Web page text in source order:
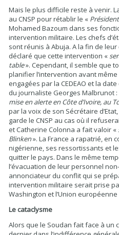
Mais le plus difficile reste à venir.
au CNSP pour rétablir le «
Mohamed Bazoum dans ses
intervention militaire. Les chefs
sont réunis à Abuja. A la fin de
déclaré que cette intervention «
table». Cependant, il semble que
planifier l’intervention avant
engagées par la CEDEAO et la
du journaliste Georges Malbrunot :
mise en alerte en Côte d’Ivoire, au
par la voix de son Sécrétaire
garde le CNSP au cas où il
et Catherine Colonna a fait valoir «
Blinken». La France a rapatrié, en
nigérienne, ses ressortissants et
quitter le pays. Dans le même
l’évacuation de leur personnel
annonciateur du conflit qui se
intervention militaire serait prise
Washington et l’Union
Le cataclysme
Alors que le Soudan fait face à un